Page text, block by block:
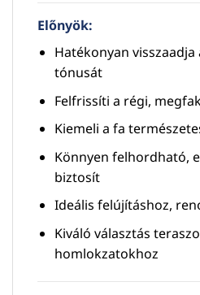
Előnyök:
Hatékonyan
tónusát
Felfrissíti a régi,
Kiemeli a fa
Könnyen felhordható,
biztosít
Ideális felújításhoz,
Kiváló választás
homlokzatokhoz